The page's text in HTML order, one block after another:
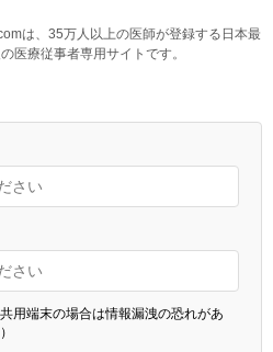
は、35万人以上の医師が登録する日本最
医療従事者専用サイトです。
用端末の場合は情報漏洩の恐れがあ